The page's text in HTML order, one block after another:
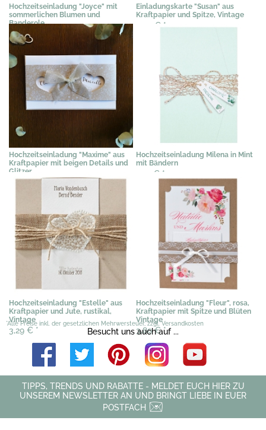
Hochzeitseinladung "Joyce" mit
sommerlichen Blumen und
Banderole
3,03 €
Einladungskarte "Susan" aus
Kraftpapier und Spitze, Vintage
3,07 €*
Hochzeitseinladung "Maxime" aus
Kraftpapier mit beigen Details und
Glitzer
3,09 €*
Hochzeitseinladung Milena in Mint
mit Bändern
3,19 € *
Hochzeitseinladung "Estelle" aus
Kraftpapier und Jute, rustikal,
Vintage
3,29 € *
Hochzeitseinladung "Fleur", rosa,
Kraftpapier mit Spitze und Blüten
Vintage
3,89 €*
*Alle Preise inkl. der gesetzlichen Mehrwersteuer, zzgl. Versandkosten
Besucht uns auch auf ...
TIPPS, TRENDS UND RABATTE - MELDET EUCH HIER ZU
UNSEREM NEWSLETTER AN UND BRINGT LIEBE IN EUER
POSTFACH